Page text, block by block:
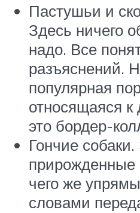
Пастушьи и
Здесь ничего
надо. Все
разъяснений.
популярная
относящаяся к
это бордер-
Гончие
прирожденные
чего же
словами